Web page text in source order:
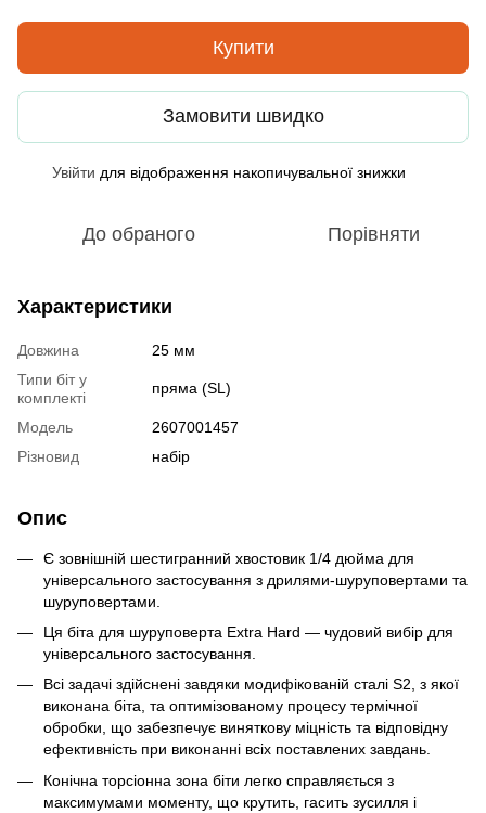
Купити
Замовити швидко
Увійти для відображення накопичувальної знижки
До обраного Порівняти
Характеристики
Довжина
25 мм
Типи біт у
комплекті
пряма (SL)
Модель
2607001457
Різновид
набір
Опис
Є зовнішній шестигранний хвостовик 1/4 дюйма для
універсального застосування з дрилями-шуруповертами та
шуруповертами.
Ця біта для шуруповерта Extra Hard — чудовий вибір для
універсального застосування.
Всі задачі здійснені завдяки модифікованій сталі S2, з якої
виконана біта, та оптимізованому процесу термічної
обробки, що забезпечує виняткову міцність та відповідну
ефективність при виконанні всіх поставлених завдань.
Конічна торсіонна зона біти легко справляється з
максимумами моменту, що крутить, гасить зусилля і